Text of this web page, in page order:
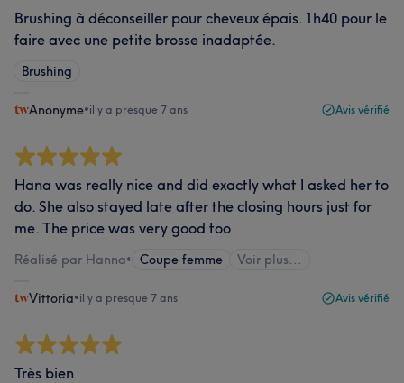
Brushing à déconseiller pour cheveux épais. 1h40 pour le
faire avec une petite brosse inadaptée.
Brushing
Anonyme•il y a presque 7 ans Avis vérifié
Hana was really nice and did exactly what I asked her to
do. She also stayed late after the closing hours just for
me. The price was very good too
Réalisé par Hanna• Coupe femme Voir plus...
Vittoria•il y a presque 7 ans Avis vérifié
Très bien